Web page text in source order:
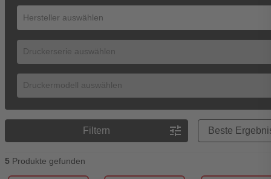
Filtern tune
5 Produkte gefunden